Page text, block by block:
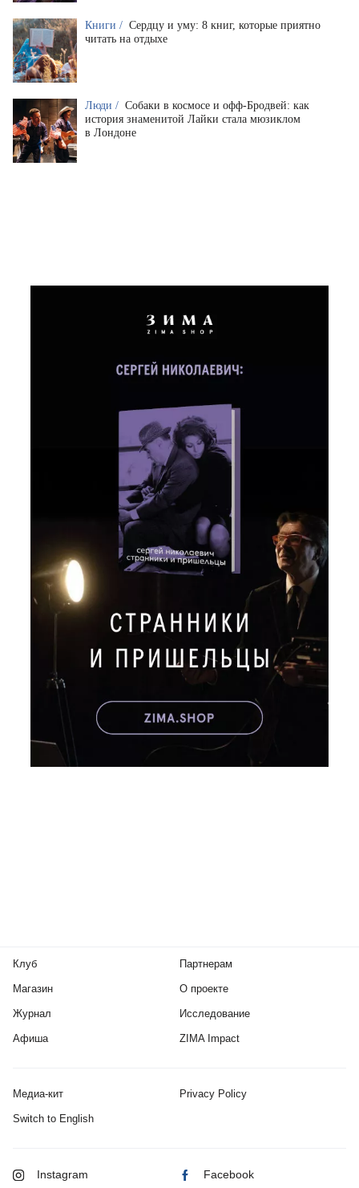
Книги / Сердцу и уму: 8 книг, которые приятно
читать на отдыхе
Люди / Собаки в космосе и офф-Бродвей: как
история знаменитой Лайки стала мюзиклом
в Лондоне
Клуб
Магазин
Журнал
Афиша
Партнерам
О проекте
Исследование
ZIMA Impact
Медиа-кит Privacy Policy
Switch to English
Instagram Facebook